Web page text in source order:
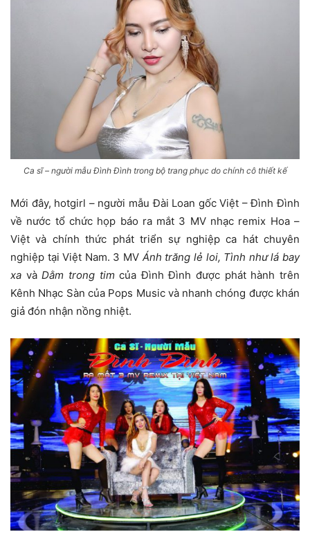
Ca sĩ – người mẫu Đình Đình trong bộ trang phục do chính cô thiết kế
Mới đây, hotgirl – người mẫu Đài Loan gốc Việt – Đình Đình
về nước tổ chức họp báo ra mắt 3 MV nhạc remix Hoa –
Việt và chính thức phát triển sự nghiệp ca hát chuyên
nghiệp tại Việt Nam. 3 MV Ánh trăng lẻ loi, Tình như lá bay
xa vàDằm trong timcủa Đình Đình được phát hành trên
Kênh Nhạc Sàn của Pops Music và nhanh chóng được khán
giả đón nhận nồng nhiệt.